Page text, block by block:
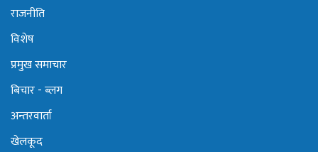
राजनीति
विशेष
प्रमुख समाचार
बिचार - ब्लग
अन्तरवार्ता
खेलकूद